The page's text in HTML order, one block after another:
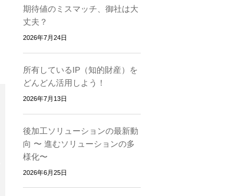
期待値のミスマッチ、御社は大
丈夫？
2026年7月24日
所有しているIP（知的財産）を
どんどん活用しよう！
2026年7月13日
後加工ソリューションの最新動
向 〜 進むソリューションの多
様化〜
2026年6月25日